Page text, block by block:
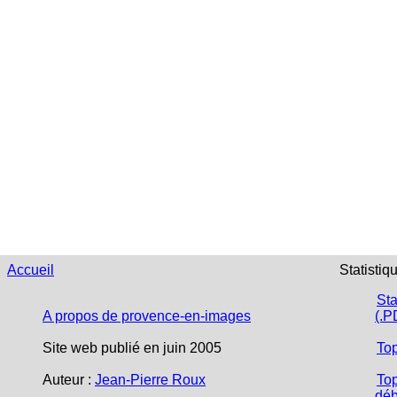
Accueil
A propos de provence-en-images
Site web publié en juin 2005
Auteur : Jean-Pierre Roux